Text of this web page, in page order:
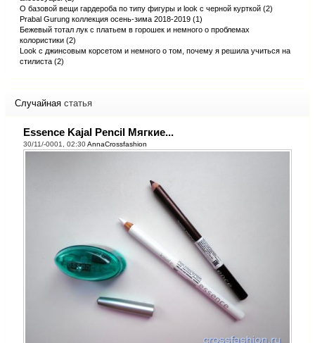
О базовой вещи гардероба по типу фигуры и look с черной курткой (2)
Prabal Gurung коллекция осень-зима 2018-2019 (1)
Бежевый тотал лук с платьем в горошек и немного о проблемах
колористики (2)
Look с джинсовым корсетом и немного о том, почему я решила учиться на
стилиста (2)
Случайная статья
Essence Kajal Pencil Мягкие...
30/11/-0001, 02:30AnnaCrossfashion